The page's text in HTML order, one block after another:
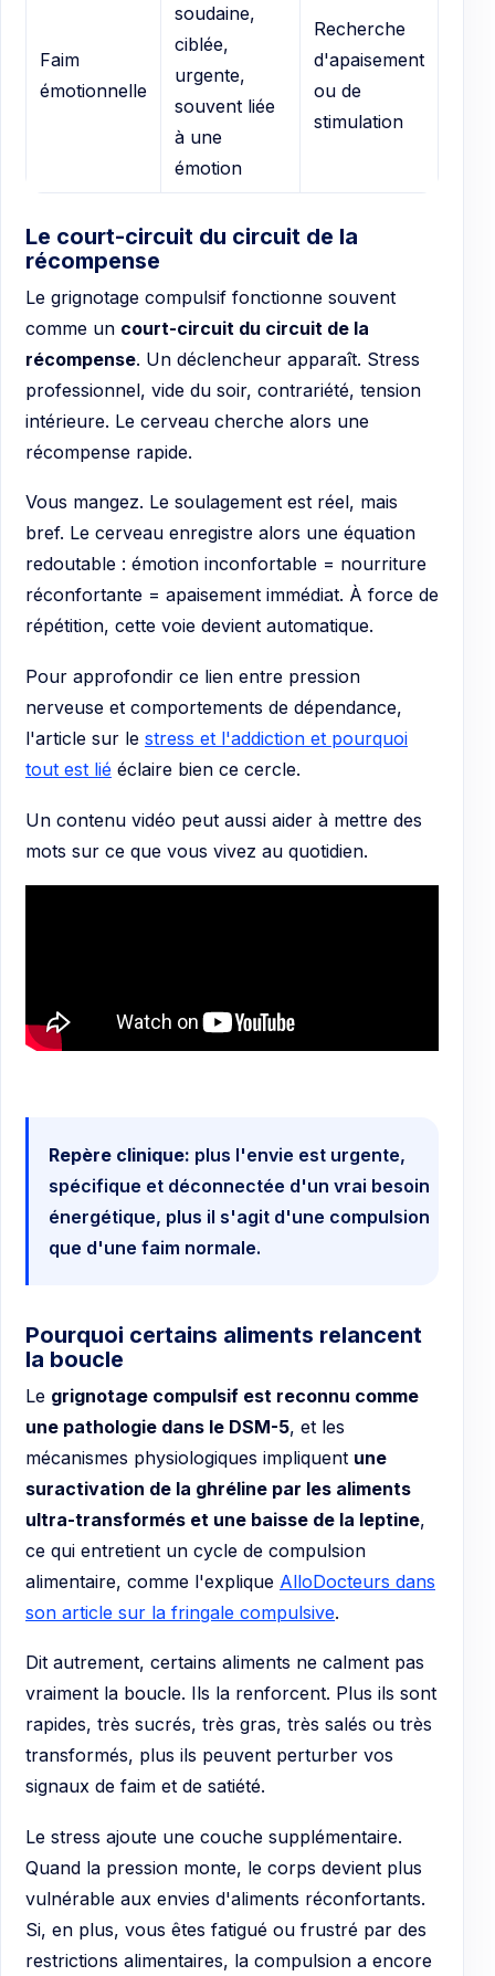
Faim
émotionnelle
soudaine,
ciblée,
urgente,
souvent liée
à une
émotion
Recherche
d'apaisement
ou de
stimulation
Le court-circuit du circuit de la
récompense
Le grignotage compulsif fonctionne souvent
comme un court-circuit du circuit de la
récompense. Un déclencheur apparaît. Stress
professionnel, vide du soir, contrariété, tension
intérieure. Le cerveau cherche alors une
récompense rapide.
Vous mangez. Le soulagement est réel, mais
bref. Le cerveau enregistre alors une équation
redoutable : émotion inconfortable = nourriture
réconfortante = apaisement immédiat. À force de
répétition, cette voie devient automatique.
Pour approfondir ce lien entre pression
nerveuse et comportements de dépendance,
l'article sur le stress et l'addiction et pourquoi
tout est lié éclaire bien ce cercle.
Un contenu vidéo peut aussi aider à mettre des
mots sur ce que vous vivez au quotidien.
Repère clinique: plus l'envie est urgente,
spécifique et déconnectée d'un vrai besoin
énergétique, plus il s'agit d'une compulsion
que d'une faim normale.
Pourquoi certains aliments relancent
la boucle
Le grignotage compulsif est reconnu comme
une pathologie dans le DSM-5, et les
mécanismes physiologiques impliquent une
suractivation de la ghréline par les aliments
ultra-transformés et une baisse de la leptine,
ce qui entretient un cycle de compulsion
alimentaire, comme l'explique AlloDocteurs dans
son article sur la fringale compulsive.
Dit autrement, certains aliments ne calment pas
vraiment la boucle. Ils la renforcent. Plus ils sont
rapides, très sucrés, très gras, très salés ou très
transformés, plus ils peuvent perturber vos
signaux de faim et de satiété.
Le stress ajoute une couche supplémentaire.
Quand la pression monte, le corps devient plus
vulnérable aux envies d'aliments réconfortants.
Si, en plus, vous êtes fatigué ou frustré par des
restrictions alimentaires, la compulsion a encore